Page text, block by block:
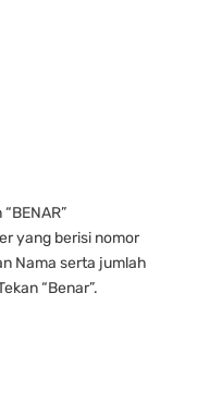
yang berisi nomor
Nama serta jumlah
“Benar”.